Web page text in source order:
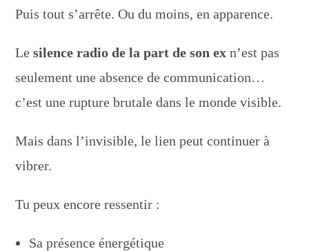
Puis tout s’arrête. Ou du moins, en apparence.
Lesilence radio de la part de son ex n’est pas
seulement une absence de communication…
c’est une rupture brutale dans le monde visible.
Mais dans l’invisible, le lien peut continuer à
vibrer.
Tu peux encore ressentir :
Sa présence énergétique